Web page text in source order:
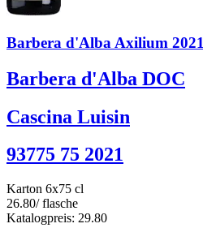
Barbera d'Alba Axilium 2021
Barbera d'Alba DOC
Cascina Luisin
93775 75 2021
Karton 6x75 cl
26.80/ flasche
Katalogpreis: 29.80